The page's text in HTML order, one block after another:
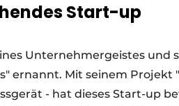
Start-up
Unternehmergeistes und
ernannt. Mit seinem Projekt
- hat dieses Start-up